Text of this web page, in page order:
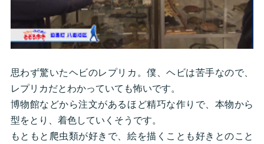
思わず驚いたヘビのレプリカ。僕、ヘビは苦手なので、
レプリカだとわかっていても怖いです。
博物館などから注文があるほど精巧な作りで、本物から
型をとり、着色していくそうです。
もともと爬虫類が好きで、絵を描くことも好きとのこと